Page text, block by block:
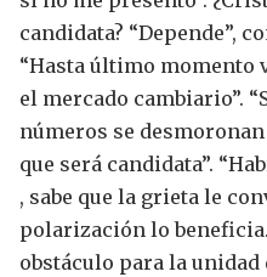
candidata? “Depende”,
“Hasta último momento
el mercado cambiario”.
números se
que será candidata”.
, sabe que la grieta le
polarización lo
obstáculo para la